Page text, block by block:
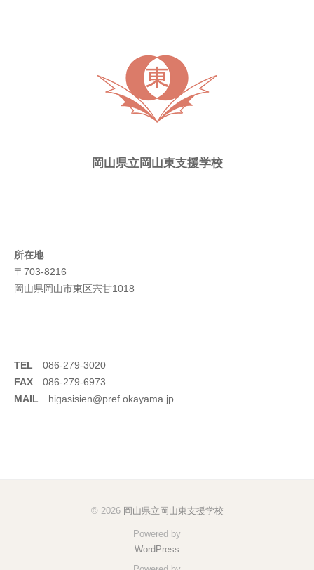
岡山県立岡山東支援学校
所在地
〒703-8216
岡山県岡山市東区宍甘1018
TEL 086-279-3020
FAX 086-279-6973
MAIL higasisien@pref.okayama.jp
© 2026 岡山県立岡山東支援学校
Powered by
WordPress